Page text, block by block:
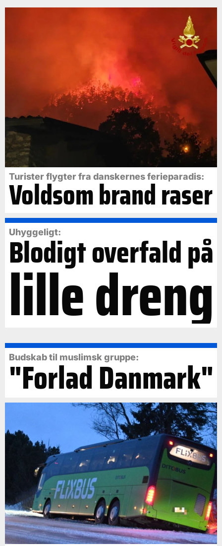
Turister flygter fra danskernes ferieparadis:
Voldsom brand raser
Uhyggeligt:
Blodigt overfald på
lille dreng
Budskab til muslimsk gruppe:
"Forlad Danmark"